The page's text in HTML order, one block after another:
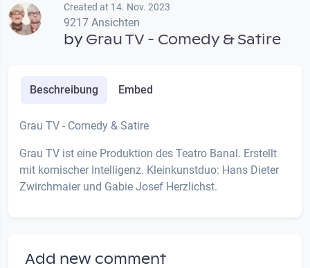
Created at 14. Nov. 2023
9217 Ansichten
byGrau TV - Comedy & Satire
Beschreibung Embed
Grau TV - Comedy & Satire
Grau TV ist eine Produktion des Teatro Banal. Erstellt
mit komischer Intelligenz. Kleinkunstduo: Hans Dieter
Zwirchmaier und Gabie Josef Herzlichst.
Add new comment